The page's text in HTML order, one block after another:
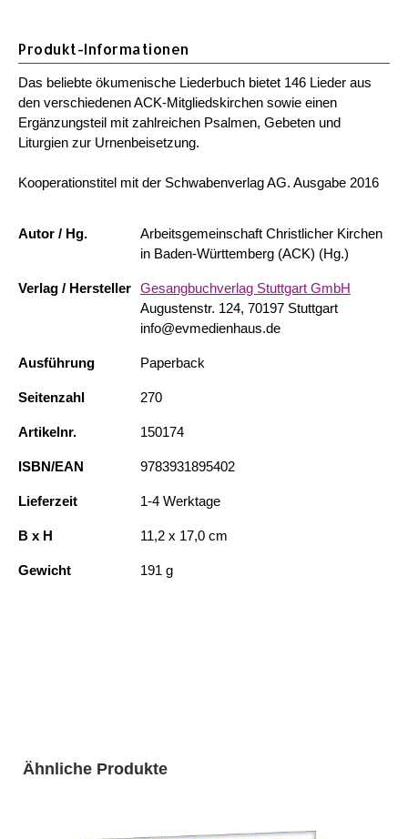
Produkt-Informationen
Autor / Hg.
Arbeitsgemeinschaft Christlicher Kirchen
in Baden-Württemberg (ACK) (Hg.)
Verlag / Hersteller Gesangbuchverlag Stuttgart GmbH
Augustenstr. 124, 70197 Stuttgart
info@evmedienhaus.de
Ausführung Paperback
Seitenzahl 270
Artikelnr. 150174
ISBN/EAN 9783931895402
Lieferzeit 1-4 Werktage
B x H 11,2 x 17,0 cm
Gewicht 191 g
Das beliebte ökumenische Liederbuch bietet 146 Lieder aus
den verschiedenen ACK-Mitgliedskirchen sowie einen
Ergänzungsteil mit zahlreichen Psalmen, Gebeten und
Liturgien zur Urnenbeisetzung.
Kooperationstitel mit der Schwabenverlag AG. Ausgabe 2016
Produktgalerie überspringen
Ähnliche Produkte